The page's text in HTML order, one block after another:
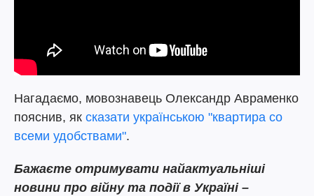
Нагадаємо, мовознавець Олександр Авраменко
пояснив, як сказати українською "квартира со
всеми удобствами".
Бажаєте отримувати найактуальніші
новини про війну та події в Україні –